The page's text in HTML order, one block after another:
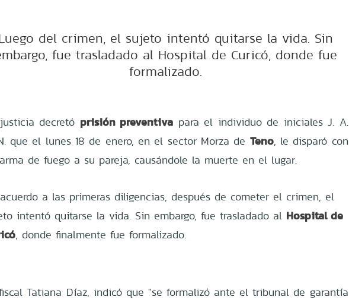
del crimen, el sujeto intentó quitarse la vida. Sin
fue trasladado al Hospital de Curicó, donde fue
formalizado.
decretó prisión preventiva para el individuo de iniciales J. A.
que el lunes 18 de enero, en el sector Morza de Teno, le disparó con
de fuego a su pareja, causándole la muerte en el lugar.
a las primeras diligencias, después de cometer el crimen, el
intentó quitarse la vida. Sin embargo, fue trasladado al Hospital de
, donde finalmente fue formalizado.
Tatiana Díaz, indicó que "se formalizó ante el tribunal de garantía